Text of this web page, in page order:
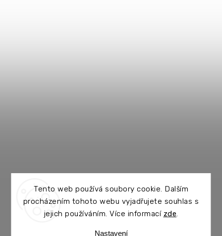
Tento web používá soubory cookie. Dalším
procházením tohoto webu vyjadřujete souhlas s
jejich používáním. Více informací zde.
Nastavení